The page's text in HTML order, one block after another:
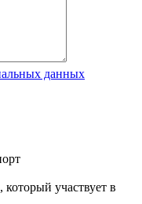
данных